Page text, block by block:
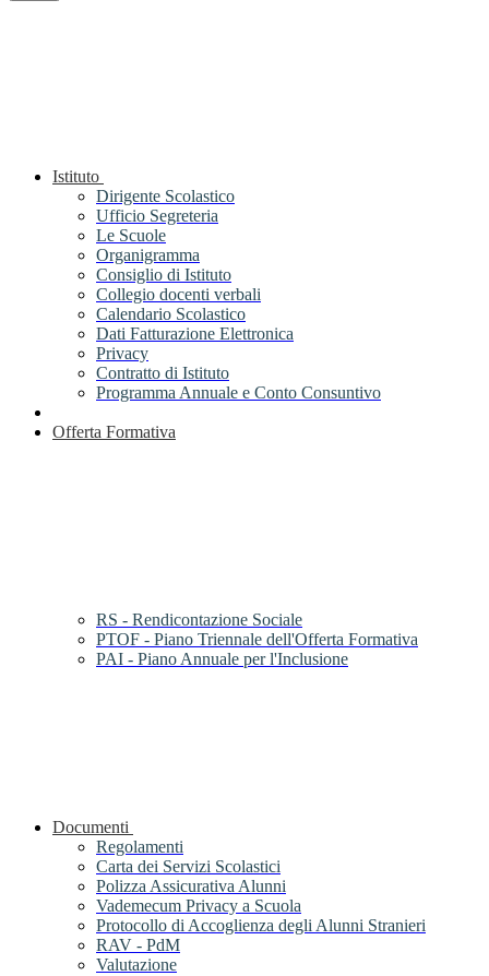
Istituto
Dirigente Scolastico
Ufficio Segreteria
Le Scuole
Organigramma
Consiglio di Istituto
Collegio docenti verbali
Calendario Scolastico
Dati Fatturazione Elettronica
Privacy
Contratto di Istituto
Programma Annuale e Conto Consuntivo
Offerta Formativa
RS - Rendicontazione Sociale
PTOF - Piano Triennale dell'Offerta Formativa
PAI - Piano Annuale per l'Inclusione
Documenti
Regolamenti
Carta dei Servizi Scolastici
Polizza Assicurativa Alunni
Vademecum Privacy a Scuola
Protocollo di Accoglienza degli Alunni Stranieri
RAV - PdM
Valutazione